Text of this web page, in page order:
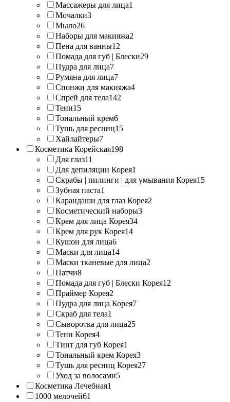
Массажеры для лица1
Мочалки3
Мыло26
Наборы для макияжа2
Пена для ванны12
Помада для губ | Блески29
Пудра для лица7
Румяна для лица7
Спонжи для макияжа4
Спрей для тела142
Тени15
Тональный крем6
Тушь для ресниц15
Хайлайтеры7
Косметика Корейская198
Для глаз11
Для депиляции Корея1
Скрабы | пилинги | для умывания Корея15
Зубная паста1
Карандаши для глаз Корея2
Косметический наборы3
Крем для лица Корея34
Крем для рук Корея14
Кушон для лица6
Маски для лица14
Маски тканевые для лица2
Патчи8
Помада для губ | Блески Корея12
Праймер Корея2
Пудра для лица Корея7
Скраб для тела1
Сыворотка для лица25
Тени Корея4
Тинт для губ Корея1
Тональный крем Корея3
Тушь для ресниц Корея27
Уход за волосами5
Косметика Лечебная1
1000 мелочей61